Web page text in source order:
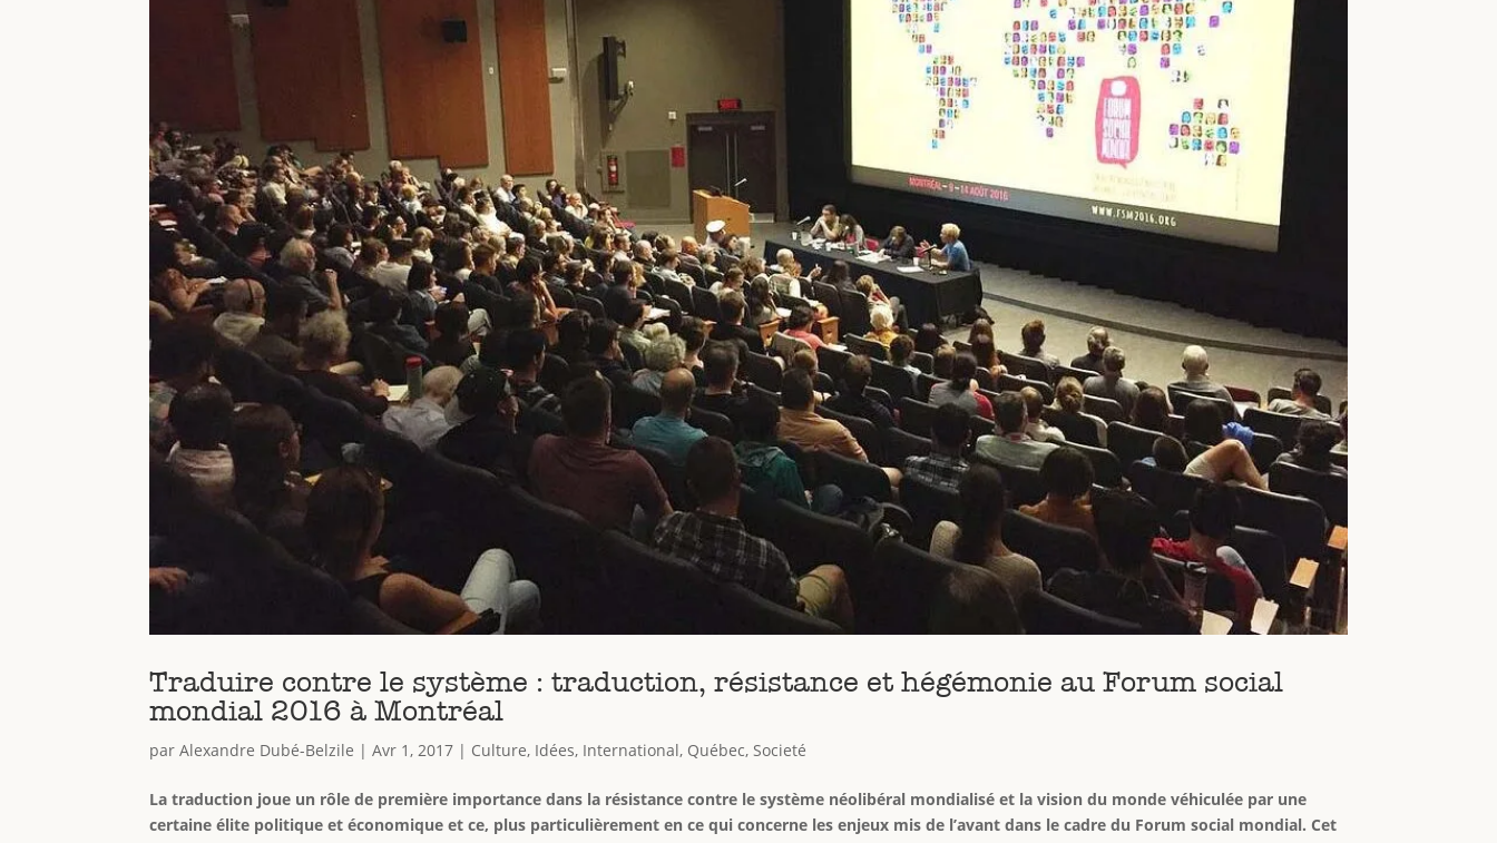
Traduire contre le système : traduction, résistance et hégémonie au Forum social
mondial 2016 à Montréal
parAlexandre Dubé-Belzile |Avr 1, 2017 | Culture, Idées, International, Québec,Societé
La traduction joue un rôle de première importance dans la résistance contre le système néolibéral mondialisé et la vision du monde véhiculée par une
certaine élite politique et économique et ce, plus particulièrement en ce qui concerne les enjeux mis de l’avant dans le cadre du Forum social mondial. Cet